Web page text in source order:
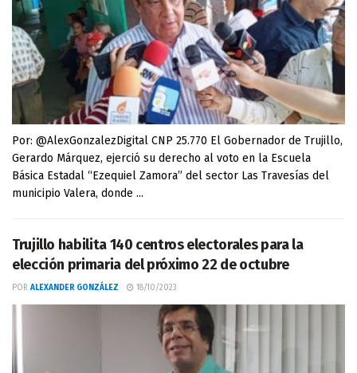
Por: @AlexGonzalezDigital CNP 25.770 El Gobernador de Trujillo,
Gerardo Márquez, ejerció su derecho al voto en la Escuela
Básica Estadal “Ezequiel Zamora” del sector Las Travesías del
municipio Valera, donde ...
Trujillo habilita 140 centros electorales para la
elección primaria del próximo 22 de octubre
POR ALEXANDER GONZÁLEZ 18/10/2023